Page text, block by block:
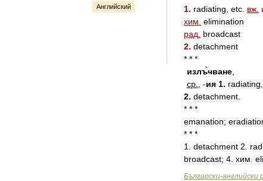
Английский
1. radiating etc вж
хим elimination
рад
broadcast
2. detachment
* * *
излъ̀чване
ср
, -ия 1. radiating
2. detachment
* * *
emanation;
* * *
1
detachment 2
broadcast; 4 хим
Български-английски